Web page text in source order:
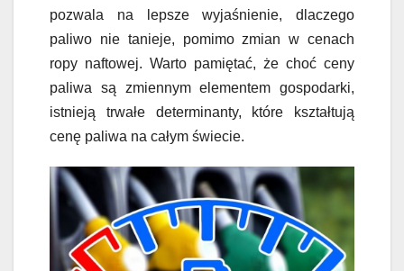
pozwala na lepsze wyjaśnienie, dlaczego
paliwo nie tanieje, pomimo zmian w cenach
ropy naftowej. Warto pamiętać, że choć ceny
paliwa są zmiennym elementem gospodarki,
istnieją trwałe determinanty, które kształtują
cenę paliwa na całym świecie.